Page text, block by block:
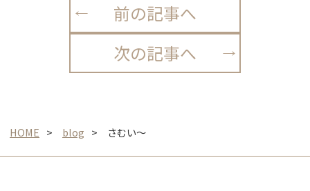
前の記事へ
次の記事へ
HOME blog さむい〜